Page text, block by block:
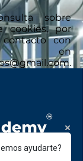
sobre
cookies, por
con
en
ayudarte?